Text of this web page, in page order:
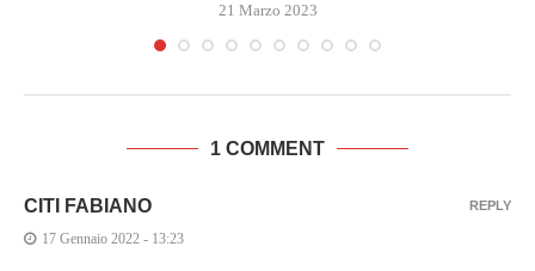
21 Marzo 2023
1 COMMENT
CITI FABIANO
17 Gennaio 2022 - 13:23
REPLY